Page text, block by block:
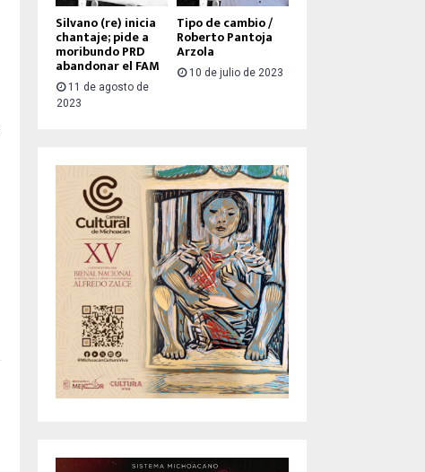
Silvano (re) inicia
chantaje; pide a
moribundo PRD
abandonar el FAM
11 de agosto de
2023
Tipo de cambio /
Roberto Pantoja
Arzola
10 de julio de 2023